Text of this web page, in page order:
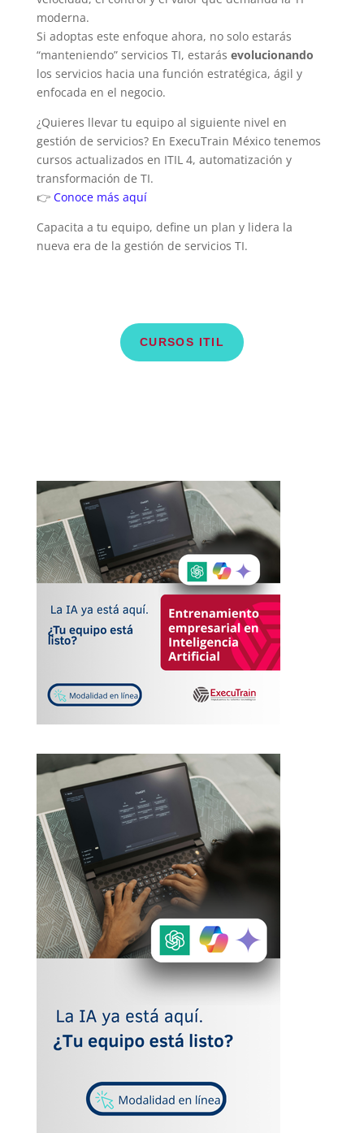
moderna.
Si adoptas este enfoque ahora, no solo estarás
“manteniendo” servicios TI, estarás evolucionando
los servicios hacia una función estratégica, ágil y
enfocada en el negocio.
¿Quieres llevar tu equipo al siguiente nivel en
gestión de servicios? En ExecuTrain México tenemos
cursos actualizados en ITIL 4, automatización y
transformación de TI.
👉 Conoce más aquí
Capacita a tu equipo, define un plan y lidera la
nueva era de la gestión de servicios TI.
CURSOS ITIL